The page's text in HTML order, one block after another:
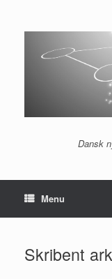
indhold
Dansk
Menu
Skribent